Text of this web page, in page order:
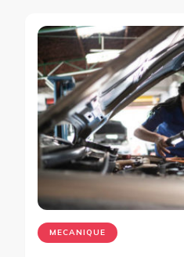
MECANIQUE